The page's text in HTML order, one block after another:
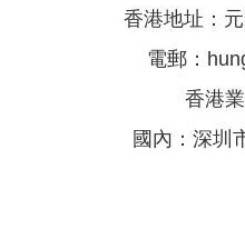
香港地址：
電郵：
香港
國內：深圳